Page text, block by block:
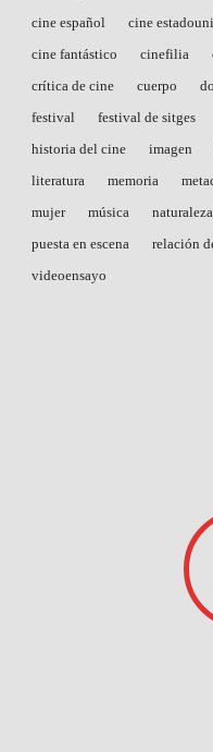
cine español
cine
cine fantástico
cinefilia
crítica de cine
cuerpo
festival
festival de sitges
historia del cine
imagen
literatura
memoria
mujer
música naturaleza
puesta en escena
relación
videoensayo